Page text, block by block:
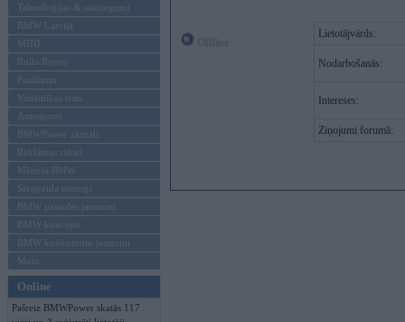
Tehnoloģijas & sasniegumi
BMW Latvijā
MINI
Rolls-Royce
Pasākumi
Vadāmības tests
Autosports
BMWPower aktuāli
Reklāmas raksti
Mēneša BMW
Sērijveida tūnings
BMW pasaules jaunumi
BMW koncepti
BMW konkurentu jaunumi
Moto
Online
Pašreiz BMWPower skatās 117
Lietotājvārds:
Nodarbošanās:
Intereses:
Ziņojumi forumā: